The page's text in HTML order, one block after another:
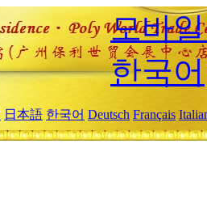
모바
한국어
日本語 한국어 Deutsch Français